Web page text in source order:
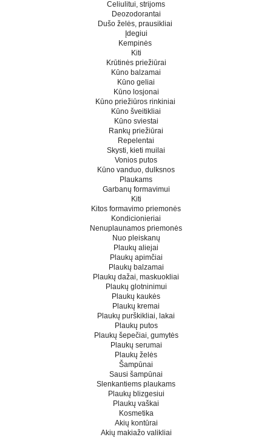
Celiulitui, strijoms
Deozodorantai
Dušo želės, prausikliai
Įdegiui
Kempinės
Kiti
Krūtinės priežiūrai
Kūno balzamai
Kūno geliai
Kūno losjonai
Kūno priežiūros rinkiniai
Kūno šveitikliai
Kūno sviestai
Rankų priežiūrai
Repelentai
Skysti, kieti muilai
Vonios putos
Kūno vanduo, dulksnos
Plaukams
Garbanų formavimui
Kiti
Kitos formavimo priemonės
Kondicionieriai
Nenuplaunamos priemonės
Nuo pleiskanų
Plaukų aliejai
Plaukų apimčiai
Plaukų balzamai
Plaukų dažai, maskuokliai
Plaukų glotninimui
Plaukų kaukės
Plaukų kremai
Plaukų purškikliai, lakai
Plaukų putos
Plaukų šepečiai, gumytės
Plaukų serumai
Plaukų želės
Šampūnai
Sausi šampūnai
Slenkantiems plaukams
Plaukų blizgesiui
Plaukų vaškai
Kosmetika
Akių kontūrai
Akių makiažo valikliai